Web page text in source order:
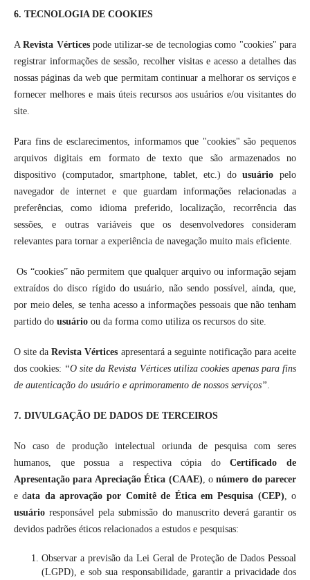
6. TECNOLOGIA DE COOKIES
ARevista Vérticespode utilizar-se de tecnologias como "cookies" para
registrar informações de sessão, recolher visitas e acesso a detalhes das
nossas páginas da web que permitam continuar a melhorar os serviços e
fornecer melhores e mais úteis recursos aos usuários e/ou visitantes do
site.
Para fins de esclarecimentos, informamos que "cookies" são pequenos
arquivos digitais em formato de texto que são armazenados no
dispositivo (computador, smartphone, tablet, etc.) dousuário pelo
navegador de internet e que guardam informações relacionadas a
preferências, como idioma preferido, localização, recorrência das
sessões, e outras variáveis que os desenvolvedores consideram
relevantes para tornar a experiência de navegação muito mais eficiente.
Os “cookies” não permitem que qualquer arquivo ou informação sejam
extraídos do disco rígido do usuário, não sendo possível, ainda, que,
por meio deles, se tenha acesso a informações pessoais que não tenham
partido do usuárioou da forma como utiliza os recursos do site.
O site daRevista Vértices apresentará a seguinte notificação para aceite
dos cookies: “O site da Revista Vértices utiliza cookies apenas para fins
de autenticação do usuário e aprimoramento de nossos serviços”.
7. DIVULGAÇÃO DE DADOS DE TERCEIROS
No caso de produção intelectual oriunda de pesquisa com seres
humanos, que possua a respectiva cópia doCertificado de
Apresentação para Apreciação Ética (CAAE), onúmero do parecer
e data da aprovação por Comitê de Ética em Pesquisa (CEP), o
usuárioresponsável pela submissão do manuscrito deverá garantir os
devidos padrões éticos relacionados a estudos e pesquisas:
Observar a previsão da Lei Geral de Proteção de Dados Pessoal
(LGPD), e sob sua responsabilidade, garantir a privacidade dos